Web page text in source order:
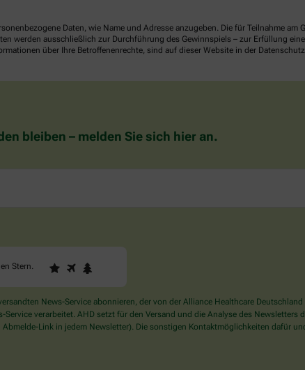
Daten, wie Name und Adresse anzugeben. Die für Teilnahme
werden ausschließlich zur Durchführung des Gewinnspiels – zur Erfüllung
über Ihre Betroffenenrechte, sind auf dieser Website in der
bleiben – melden Sie sich hier an.
Stern.
Sind
Sie
Mensch?
Dann
wählen
1 2
News-Service abonnieren, der von der Alliance Healthcare
Service verarbeitet. AHD setzt für den Versand und die Analyse des
Link in jedem Newsletter). Die sonstigen Kontaktmöglichkeiten dafür